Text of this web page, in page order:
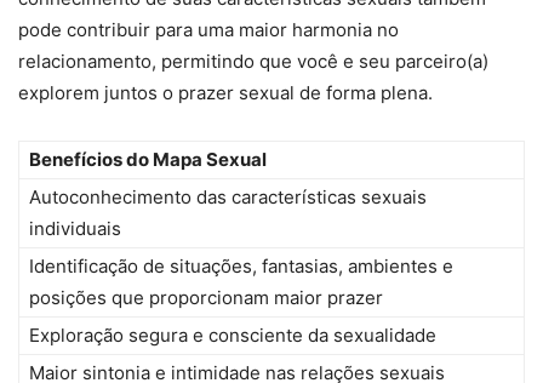
pode contribuir para uma maior harmonia no
relacionamento, permitindo que você e seu parceiro(a)
explorem juntos o prazer sexual de forma plena.
Benefícios do Mapa Sexual
Autoconhecimento das características sexuais
individuais
Identificação de situações, fantasias, ambientes e
posições que proporcionam maior prazer
Exploração segura e consciente da sexualidade
Maior sintonia e intimidade nas relações sexuais